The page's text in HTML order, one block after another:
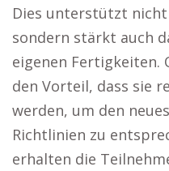
Dies unterstützt
sondern stärkt auch
eigenen Fertigkeiten.
den Vorteil, dass sie
werden, um den
Richtlinien zu
erhalten die